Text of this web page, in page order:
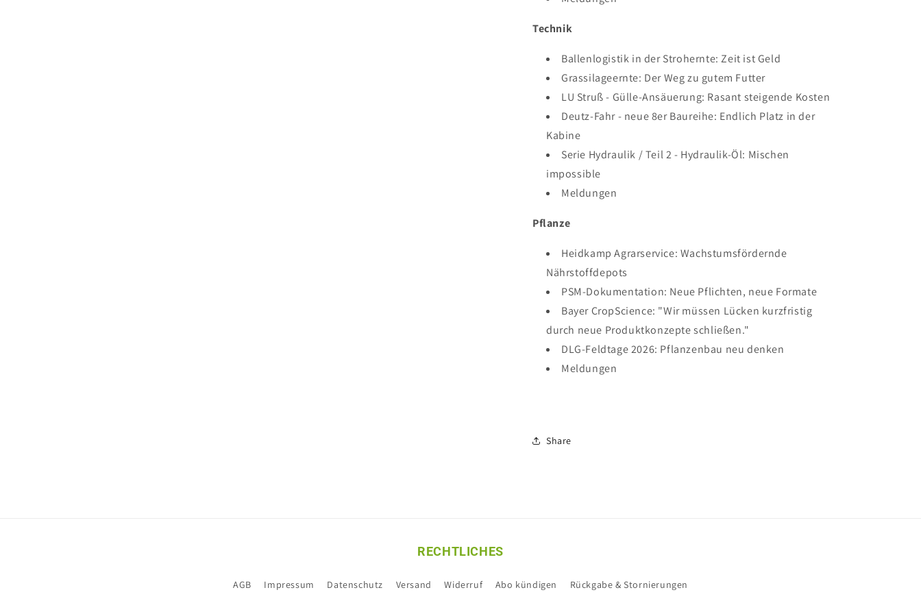
Technik
Ballenlogistik in der Strohernte: Zeit ist Geld
Grassilageernte: Der Weg zu gutem Futter
LU Struß - Gülle-Ansäuerung: Rasant steigende Kosten
Deutz-Fahr - neue 8er Baureihe: Endlich Platz in der
Kabine
Serie Hydraulik / Teil 2 - Hydraulik-Öl: Mischen
impossible
Meldungen
Pflanze
Heidkamp Agrarservice: Wachstumsfördernde
Nährstoffdepots
PSM-Dokumentation: Neue Pflichten, neue Formate
Bayer CropScience: "Wir müssen Lücken kurzfristig
durch neue Produktkonzepte schließen."
DLG-Feldtage 2026: Pflanzenbau neu denken
Meldungen
Share
RECHTLICHES
AGB Impressum Datenschutz Versand Widerruf Abo kündigen Rückgabe & Stornierungen